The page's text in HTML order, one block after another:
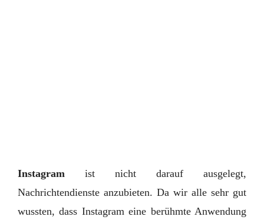
Instagram ist nicht darauf ausgelegt,
Nachrichtendienste anzubieten. Da wir alle sehr gut
wussten, dass Instagram eine berühmte Anwendung